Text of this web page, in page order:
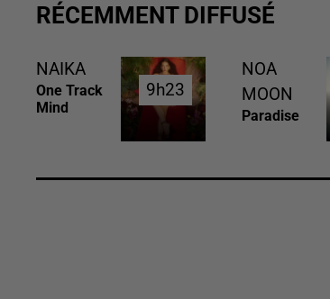
RÉCEMMENT DIFFUSÉ
NAIKA
One Track
Mind
9h23
9h23
NOA
MOON
Paradise